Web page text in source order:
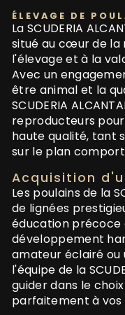
ÉLEVAGE DE
La SCUDERIA
situé au cœur de la
l'élevage et à la
Avec un
être animal et la
SCUDERIA
reproducteurs
haute qualité, tant
sur le plan
Acquisition
Les poulains de la
de lignées
éducation
développement
amateur éclairé ou
l'équipe de la
guider dans le
parfaitement à